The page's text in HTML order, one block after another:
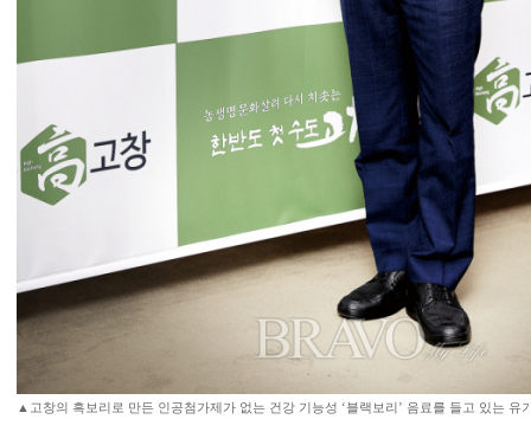
▲고창의 흑보리로 만든 인공첨가제가 없는 건강 기능성 ‘블랙보리’ 음료를 들고 있는 유